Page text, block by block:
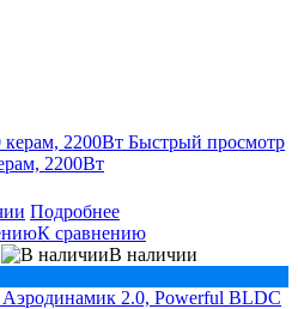
Быстрый просмотр
2200Вт
Подробнее
К сравнению
В наличии